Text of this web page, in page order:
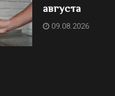
августа
09.08.2026